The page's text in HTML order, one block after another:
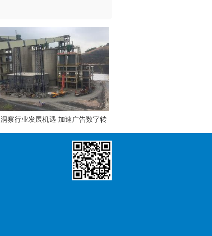
洞察行业发展机遇 加速广告数字转